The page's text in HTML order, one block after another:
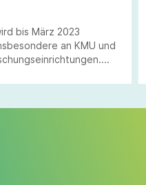
bis März 2023
an KMU und